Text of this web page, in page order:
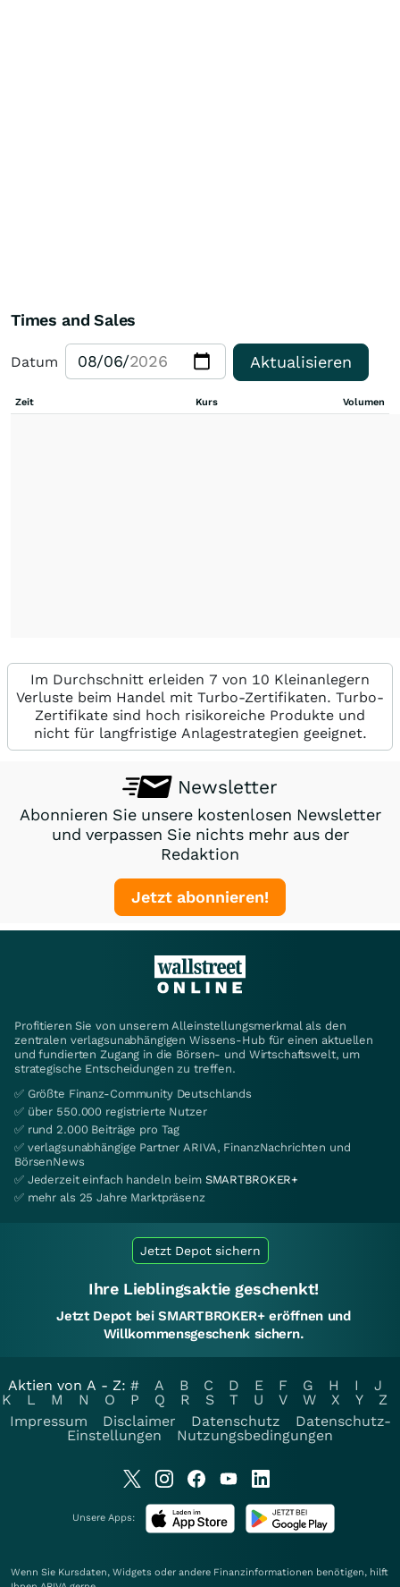
Times and Sales
Datum Aktualisieren
Zeit Kurs Volumen
Im Durchschnitt erleiden 7 von 10 Kleinanlegern
Verluste beim Handel mit Turbo-Zertifikaten. Turbo-
Zertifikate sind hoch risikoreiche Produkte und
nicht für langfristige Anlagestrategien geeignet.
Newsletter
Abonnieren Sie unsere kostenlosen Newsletter
und verpassen Sie nichts mehr aus der
Redaktion
Jetzt abonnieren!
Profitieren Sie von unserem Alleinstellungsmerkmal als den
zentralen verlagsunabhängigen Wissens-Hub für einen aktuellen
und fundierten Zugang in die Börsen- und Wirtschaftswelt, um
strategische Entscheidungen zu treffen.
✅ Größte Finanz-Community Deutschlands
✅ über 550.000 registrierte Nutzer
✅ rund 2.000 Beiträge pro Tag
✅ verlagsunabhängige Partner ARIVA, FinanzNachrichten und
BörsenNews
✅ Jederzeit einfach handeln beim SMARTBROKER+
✅ mehr als 25 Jahre Marktpräsenz
Jetzt Depot sichern
Ihre Lieblingsaktie geschenkt!
Jetzt Depot bei SMARTBROKER+ eröffnen und
Willkommensgeschenk sichern.
Aktien von A - Z: # A B C D E F G H I
J
K
L M N O P Q R S T U V W X Y
Z
Impressum
Disclaimer Datenschutz
Datenschutz-
Einstellungen
Nutzungsbedingungen
Unsere Apps:
Wenn Sie Kursdaten, Widgets oder andere Finanzinformationen benötigen, hilft